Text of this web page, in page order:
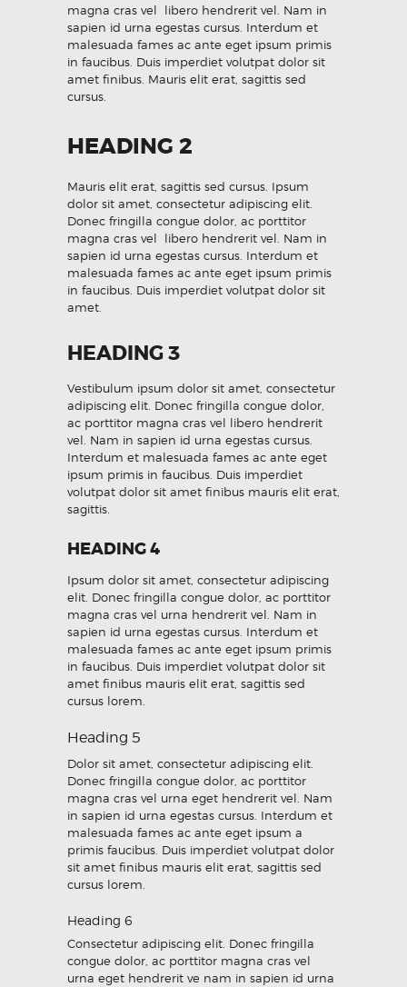
magna cras vel libero hendrerit vel. Nam in
sapien id urna egestas cursus. Interdum et
malesuada fames ac ante eget ipsum primis
in faucibus. Duis imperdiet volutpat dolor sit
amet finibus. Mauris elit erat, sagittis sed
cursus.
HEADING 2
Mauris elit erat, sagittis sed cursus. Ipsum
dolor sit amet, consectetur adipiscing elit.
Donec fringilla congue dolor, ac porttitor
magna cras vel libero hendrerit vel. Nam in
sapien id urna egestas cursus. Interdum et
malesuada fames ac ante eget ipsum primis
in faucibus. Duis imperdiet volutpat dolor sit
amet.
HEADING 3
Vestibulum ipsum dolor sit amet, consectetur
adipiscing elit. Donec fringilla congue dolor,
ac porttitor magna cras vel libero hendrerit
vel. Nam in sapien id urna egestas cursus.
Interdum et malesuada fames ac ante eget
ipsum primis in faucibus. Duis imperdiet
volutpat dolor sit amet finibus mauris elit erat,
sagittis.
HEADING 4
Ipsum dolor sit amet, consectetur adipiscing
elit. Donec fringilla congue dolor, ac porttitor
magna cras vel urna hendrerit vel. Nam in
sapien id urna egestas cursus. Interdum et
malesuada fames ac ante eget ipsum primis
in faucibus. Duis imperdiet volutpat dolor sit
amet finibus mauris elit erat, sagittis sed
cursus lorem.
Heading 5
Dolor sit amet, consectetur adipiscing elit.
Donec fringilla congue dolor, ac porttitor
magna cras vel urna eget hendrerit vel. Nam
in sapien id urna egestas cursus. Interdum et
malesuada fames ac ante eget ipsum a
primis faucibus. Duis imperdiet volutpat dolor
sit amet finibus mauris elit erat, sagittis sed
cursus lorem.
Heading 6
Consectetur adipiscing elit. Donec fringilla
congue dolor, ac porttitor magna cras vel
urna eget hendrerit ve nam in sapien id urna